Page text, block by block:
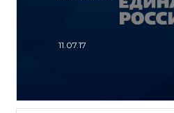
11.07.17